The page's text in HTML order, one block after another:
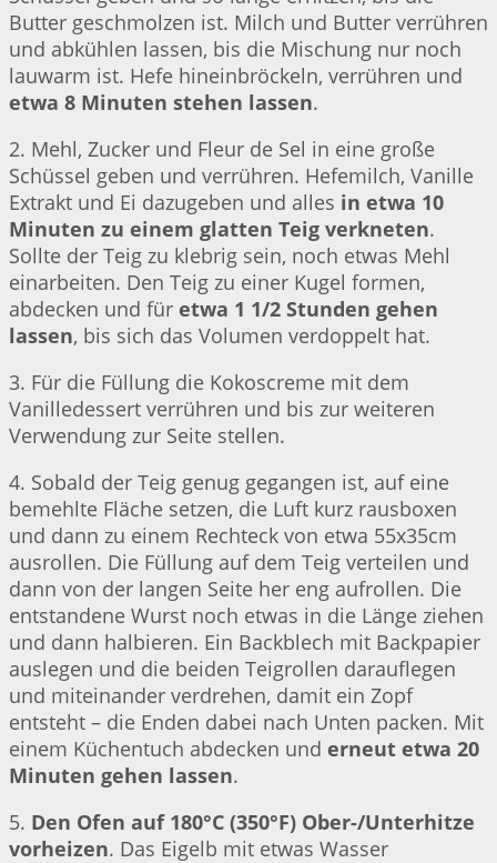
Butter geschmolzen ist. Milch und Butter verrühren
und abkühlen lassen, bis die Mischung nur noch
lauwarm ist. Hefe hineinbröckeln, verrühren und
etwa 8 Minuten stehen lassen.
2. Mehl, Zucker und Fleur de Sel in eine große
Schüssel geben und verrühren. Hefemilch, Vanille
Extrakt und Ei dazugeben und alles in etwa 10
Minuten zu einem glatten Teig verkneten.
Sollte der Teig zu klebrig sein, noch etwas Mehl
einarbeiten. Den Teig zu einer Kugel formen,
abdecken und für etwa 1 1/2 Stunden gehen
lassen, bis sich das Volumen verdoppelt hat.
3. Für die Füllung die Kokoscreme mit dem
Vanilledessert verrühren und bis zur weiteren
Verwendung zur Seite stellen.
4. Sobald der Teig genug gegangen ist, auf eine
bemehlte Fläche setzen, die Luft kurz rausboxen
und dann zu einem Rechteck von etwa 55x35cm
ausrollen. Die Füllung auf dem Teig verteilen und
dann von der langen Seite her eng aufrollen. Die
entstandene Wurst noch etwas in die Länge ziehen
und dann halbieren. Ein Backblech mit Backpapier
auslegen und die beiden Teigrollen darauflegen
und miteinander verdrehen, damit ein Zopf
entsteht – die Enden dabei nach Unten packen. Mit
einem Küchentuch abdecken und erneut etwa 20
Minuten gehen lassen.
5. Den Ofen auf 180°C (350°F) Ober-/Unterhitze
vorheizen. Das Eigelb mit etwas Wasser